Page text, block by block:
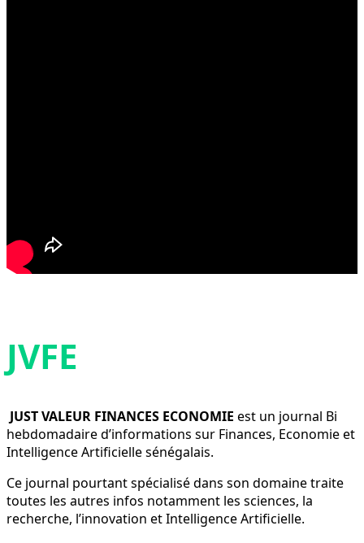
JVFE
JUST VALEUR FINANCES ECONOMIE est un journal Bi
hebdomadaire d’informations sur Finances, Economie et
Intelligence Artificielle sénégalais.
Ce journal pourtant spécialisé dans son domaine traite
toutes les autres infos notamment les sciences, la
recherche, l’innovation et Intelligence Artificielle.